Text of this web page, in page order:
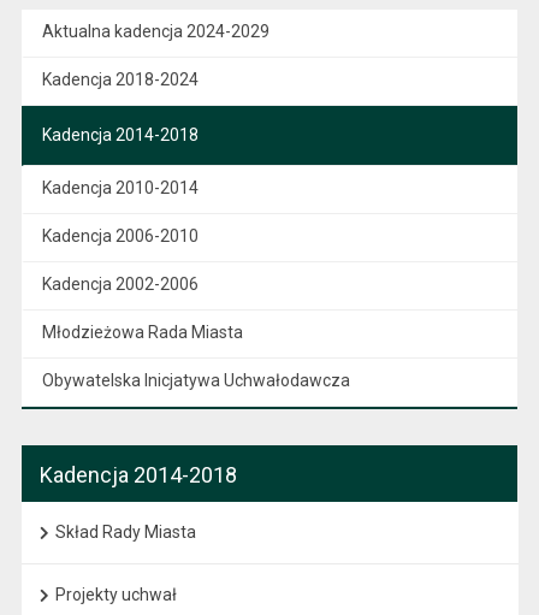
Aktualna kadencja 2024-2029
Kadencja 2018-2024
Kadencja 2014-2018
Kadencja 2010-2014
Kadencja 2006-2010
Kadencja 2002-2006
Młodzieżowa Rada Miasta
Obywatelska Inicjatywa Uchwałodawcza
Kadencja 2014-2018
Skład Rady Miasta
Projekty uchwał